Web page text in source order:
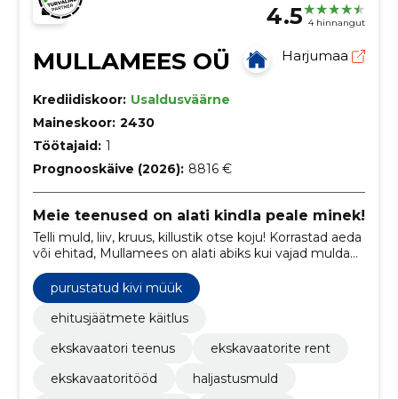
4.5 4 hinnangut
MULLAMEES OÜ Harjumaa
Krediidiskoor: Usaldusväärne
Maineskoor: 2430
Töötajaid: 1
Prognooskäive (2026): 8816 €
Meie teenused on alati kindla peale minek!
Telli muld, liiv, kruus, killustik otse koju! Korrastad aeda
või ehitad, Mullamees on alati abiks kui vajad mulda
purustatud kivi müük
ehitusjäätmete käitlus
ekskavaatori teenus
ekskavaatorite rent
ekskavaatoritööd
haljastusmuld